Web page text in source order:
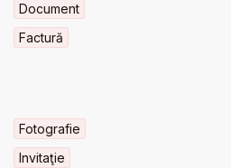
Document
Factură
Fotografie
Invitaţie